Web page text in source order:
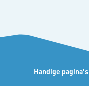
Handige pagina's